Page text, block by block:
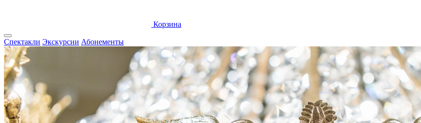
Корзина
Спектакли Экскурсии Абонементы